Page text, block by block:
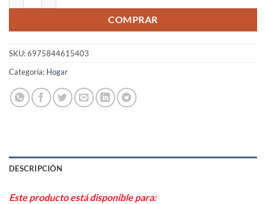
COMPRAR
SKU:6975844615403
Categoría: Hogar
DESCRIPCIÓN
Este producto está disponible para: